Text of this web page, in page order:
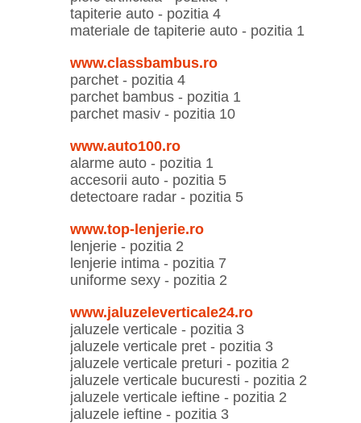
tapiterie auto - pozitia 4
materiale de tapiterie auto - pozitia 1
www.classbambus.ro
parchet - pozitia 4
parchet bambus - pozitia 1
parchet masiv - pozitia 10
www.auto100.ro
alarme auto - pozitia 1
accesorii auto - pozitia 5
detectoare radar - pozitia 5
www.top-lenjerie.ro
lenjerie - pozitia 2
lenjerie intima - pozitia 7
uniforme sexy - pozitia 2
www.jaluzeleverticale24.ro
jaluzele verticale - pozitia 3
jaluzele verticale pret - pozitia 3
jaluzele verticale preturi - pozitia 2
jaluzele verticale bucuresti - pozitia 2
jaluzele verticale ieftine - pozitia 2
jaluzele ieftine - pozitia 3